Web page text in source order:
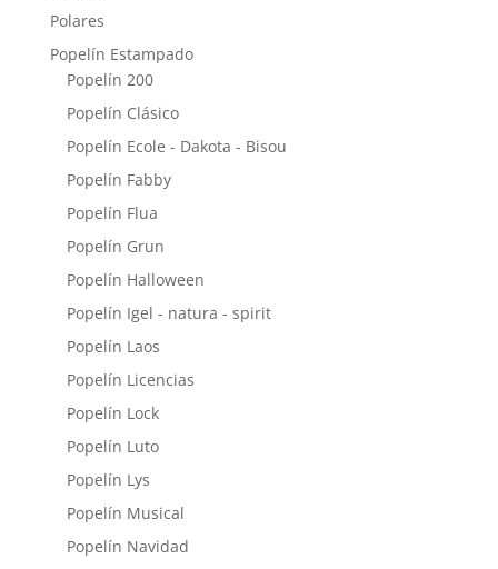
Polares
Popelín Estampado
Popelín 200
Popelín Clásico
Popelín Ecole - Dakota - Bisou
Popelín Fabby
Popelín Flua
Popelín Grun
Popelín Halloween
Popelín Igel - natura - spirit
Popelín Laos
Popelín Licencias
Popelín Lock
Popelín Luto
Popelín Lys
Popelín Musical
Popelín Navidad